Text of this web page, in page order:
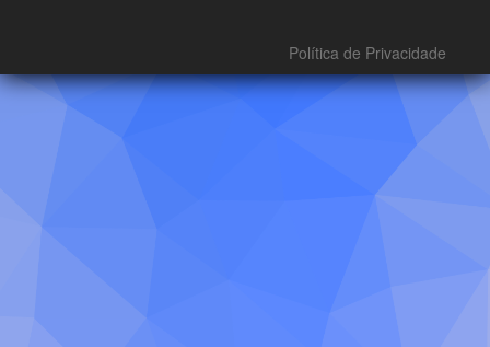
Política de Privacidade